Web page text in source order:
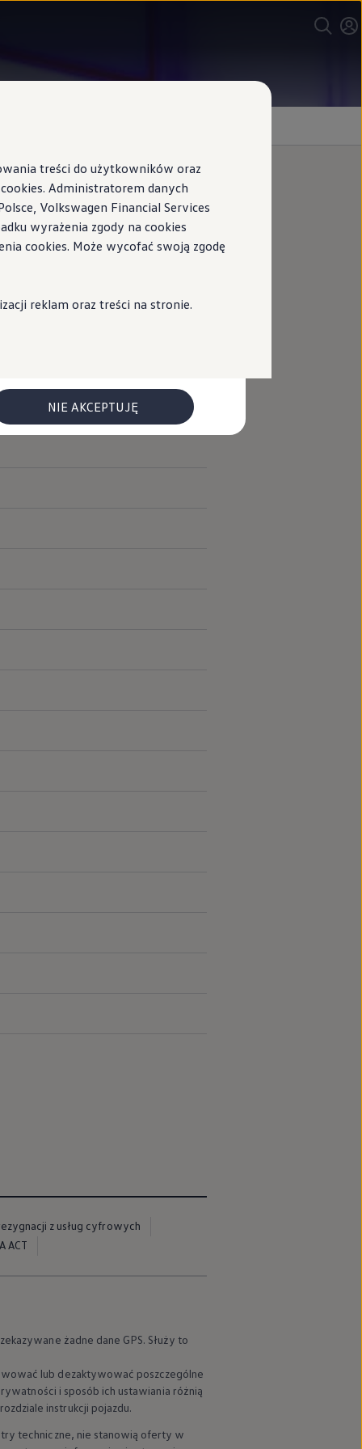
z usług cyfrowych
ACT
żadne dane GPS. Służy to
lub dezaktywować poszczególne
i sposób ich ustawiania różnią
instrukcji pojazdu.
techniczne, nie stanowią oferty w
treści do użytkowników oraz
Administratorem danych
Volkswagen Financial Services
wyrażenia zgody na cookies
cookies. Może wycofać swoją zgodę
reklam oraz treści na stronie.
NIE AKCEPTUJĘ